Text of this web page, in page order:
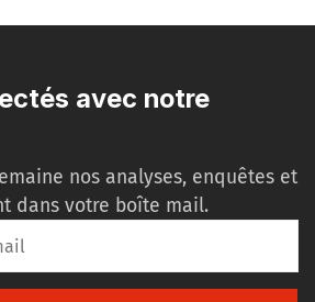
avec notre
nos analyses, enquêtes et
dans votre boîte mail.